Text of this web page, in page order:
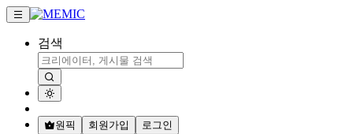
검색
원픽 회원가입 로그인